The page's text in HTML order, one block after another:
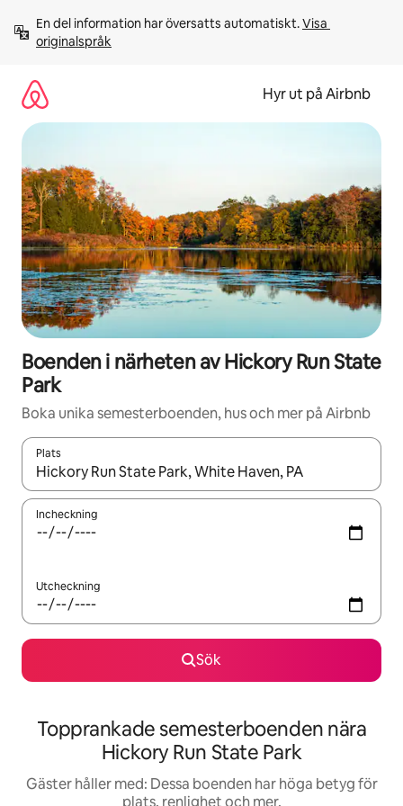
innehåll
En del information har översatts automatiskt. Visa
originalspråk
Hyr ut på Airbnb
Boenden i närheten av Hickory Run State
Park
Boka unika semesterboenden, hus och mer på Airbnb
Plats
När resultaten är tillgängliga kan du navigera med upp- och
Incheckning
Utcheckning
Sök
Topprankade semesterboenden nära
Hickory Run State Park
Gäster håller med: Dessa boenden har höga betyg för
plats, renlighet och mer.